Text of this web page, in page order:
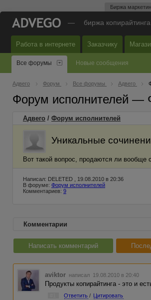
Биржа
— биржа
Работа в интернете Заказчику
Все форумы Новые сообщения
Адвего Форум Все форумы Адвего
Форум исполнителей —
Адвего / Форум исполнителей
Уникальные
Вот такой вопрос, продаются ли вообще
Написал: DELETED , 19.08.2010 в 20:36
В форуме: Форум исполнителей
Комментариев: 9
Комментарии
Написать комментарий
aviktor написал 19.08.2010 в 20:40
Продукты копирайтинга - это и
Ответить / Цитировать